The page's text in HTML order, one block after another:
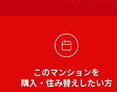
このマンションを
購入・住み替えしたい方